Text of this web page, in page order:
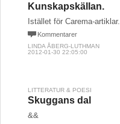
Kunskapskällan.
Istället för Carema-artiklar.
Kommentarer
LINDA ÅBERG-LUTHMAN
2012-01-30 22:05:00
LITTERATUR & POESI
Skuggans dal
&&